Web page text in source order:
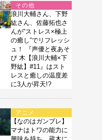
その他
浪川大輔さん、下野
紘さん、佐藤拓也さ
んが“ストレス×極上
の癒し”でリフレッシ
ュ！ 『声優と夜あそ
び 木【浪川大輔×下
野紘】#11』はスト
レスと癒しの温度差
に3人が昇天!?
アニメ
【なのはガンブレ】
マナはトワの能力に